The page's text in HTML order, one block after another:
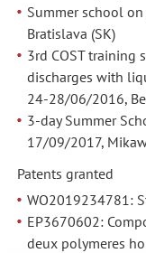
Summer school
Bratislava (SK)
3rd COST training
discharges with
24-28/06/2016,
3-day Summer
17/09/2017,
Patents granted
WO2019234781:
EP3670602:
deux polymeres